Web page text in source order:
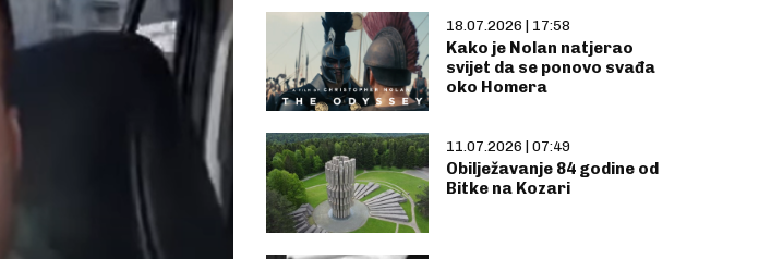
18.07.2026 | 17:58
Kako je Nolan natjerao
svijet da se ponovo svađa
oko Homera
11.07.2026 | 07:49
Obilježavanje 84 godine od
Bitke na Kozari